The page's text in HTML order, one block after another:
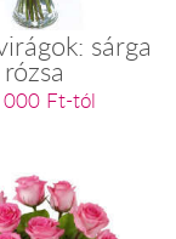
sárga
rózsa
000 Ft-tól